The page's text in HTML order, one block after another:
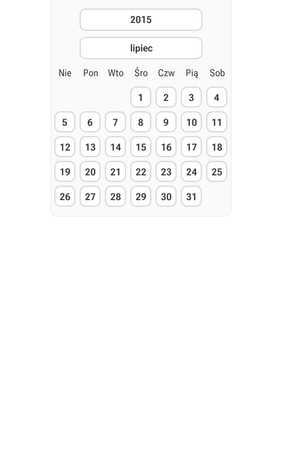
2015
lipiec
Nie Pon Wto Śro Czw Pią Sob
1 2 3 4
5 6 7 8 9 10 11
12 13 14 15 16 17 18
19 20 21 22 23 24 25
26 27 28 29 30 31